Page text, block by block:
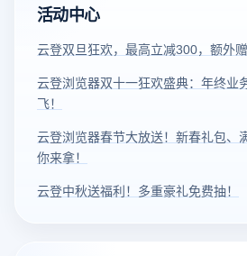
时间：6.13-6.24无门槛消费券：通
理/套餐单笔订单实付满100元，赠
张。单笔订单实付满500元，赠送
张。单笔订单实付满1000元，赠送
张。注：优惠券领取后90天有效。
&nbsp; 若发生退款，优惠券将会失
&nbsp; 若优惠券已使用，则会在
年费 143.53 元，月均不到 12 块国
理年费 95.52 元，低至 7.96/月重点
静态住宅代理，为什么值得买在跨
中，IP 质量直接决定着账号店铺的
家庭住宅代理，核心优势就三点：
真实家庭宽带，平台识别为普通用
为机房 IP 或数据中心 IP，风控概率
活动中心
云登双旦狂欢，最高立减300，额外
云登浏览器双十一狂欢盛典：年终业
飞！
云登浏览器春节大放送！新春礼包、
你来拿！
云登中秋送福利！多重豪礼免费抽！